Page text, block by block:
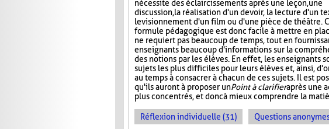
nécessite des éclaircissements après une leçon, une
discussion, la réalisation d'un devoir, la lecture d'un
le visionnement d'un film ou d'une pièce de théâtre.
formule pédagogique est donc facile à mettre en
ne requiert pas beaucoup de temps, tout en
enseignants beaucoup d'informations sur la
des notions par les élèves. En effet, les enseignants
sujets les plus difficiles pour leurs élèves et, ainsi,
au temps à consacrer à chacun de ces sujets. Il est
qu'ils auront à proposer unPoint à clarifieraprès une
plus concentrés, et donc à mieux comprendre la
Réflexion individuelle (31) Questions